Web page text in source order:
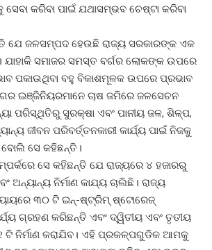
ସେବା କରିବା ପାଇଁ ଯଥାସମ୍ଭବ ଚେଷ୍ଟା କରିବା
ଯେ ଜଳସମ୍ପଦ ହେଉଛି ରାଜ୍ୟ ସରକାରଙ୍କ ଏକ
ଯାହାକି ସମାଜର ସମସ୍ତ ବର୍ଗର ଲୋକଙ୍କ ଉପରେ
ପକାଉଥିବା ବହୁ ବିକାଶମୂଳକ ଉପରେ ପ୍ରଭାବ
ଇଞ୍ଜିନିୟରମାନେ ଚାଷ ଜମିରେ ଜଳସେଚନ
ପରିସ୍ଥିତିରୁ ସୁରକ୍ଷା ଏବଂ ପାନୀୟ ଜଳ, ଶିଳ୍ପ,
ଜୀବନ ପରିବର୍ତ୍ତନକାରୀ କାର୍ଯ୍ୟ ପାଇଁ ନିଜକୁ
ସେ କହିଛନ୍ତି।
ସେ କହିଛନ୍ତି ଯେ ରାଜ୍ୟରେ ୪ ହଜାରରୁ
ଅନ୍ୟାନ୍ୟ ନିର୍ମାଣ କାଯ୍ୟ ଚାଲିଛି। ରାଜ୍ୟ
୩୦ ଟି ଇନ୍-ଷ୍ଟ୍ରିମ୍ ଷ୍ଟୋରେଜ୍
ଗ୍ରହଣ କରିଛନ୍ତି ଏବଂ ଦ୍ୱିତୀୟ ଏବଂ ତୃତୀୟ
ଟି ନିର୍ମାଣ କରାଯିବ। ଏହି ପ୍ରକଳ୍ପଗୁଡିକ ଆମକୁ